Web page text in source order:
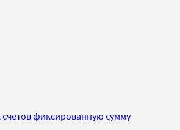
фиксированную сумму